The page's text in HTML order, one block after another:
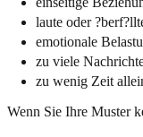
laute oder
emotionale
zu viele
zu wenig Zeit
Wenn Sie Ihre Muster